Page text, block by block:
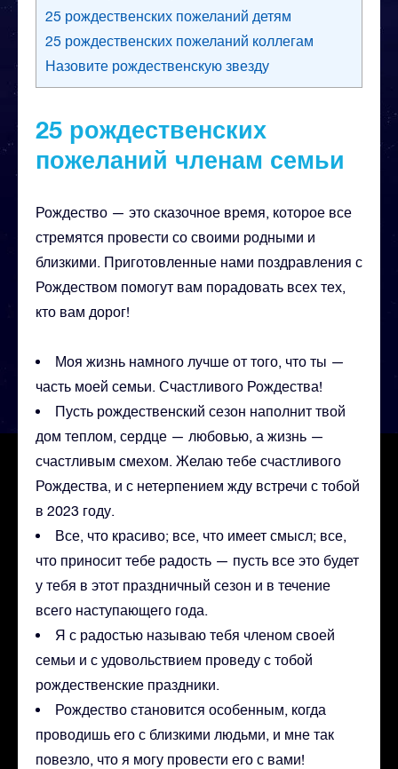
25 рождественских пожеланий детям
25 рождественских пожеланий коллегам
Назовите рождественскую звезду
25 рождественских
пожеланий членам семьи
Рождество — это сказочное время, которое все
стремятся провести со своими родными и
близкими. Приготовленные нами поздравления с
Рождеством помогут вам порадовать всех тех,
кто вам дорог!
Моя жизнь намного лучше от того, что ты —
часть моей семьи. Счастливого Рождества!
Пусть рождественский сезон наполнит твой
дом теплом, сердце — любовью, а жизнь —
счастливым смехом. Желаю тебе счастливого
Рождества, и с нетерпением жду встречи с тобой
в 2023 году.
Все, что красиво; все, что имеет смысл; все,
что приносит тебе радость — пусть все это будет
у тебя в этот праздничный сезон и в течение
всего наступающего года.
Я с радостью называю тебя членом своей
семьи и с удовольствием проведу с тобой
рождественские праздники.
Рождество становится особенным, когда
проводишь его с близкими людьми, и мне так
повезло, что я могу провести его с вами!